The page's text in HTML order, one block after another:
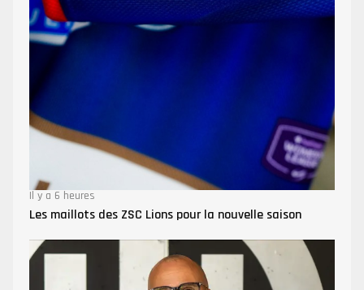
Il y a 6 heures
Les maillots des ZSC Lions pour la nouvelle saison